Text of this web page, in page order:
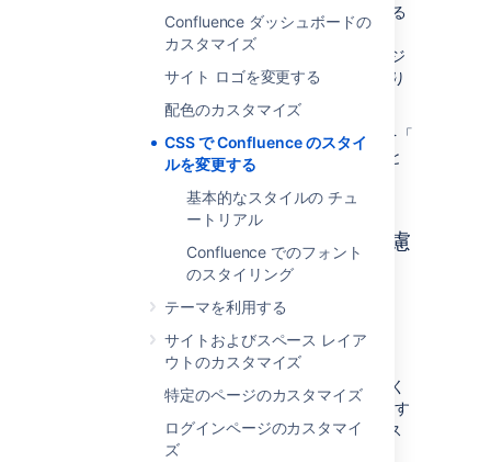
Confluence ダッシュボードの
カスタマイズ
サイト ロゴを変更する
配色のカスタマイズ
CSS で Confluence のスタイ
ルを変更する
基本的なスタイルの チュ
ートリアル
Confluence でのフォント
のスタイリング
テーマを利用する
サイトおよびスペース レイア
ウトのカスタマイズ
特定のページのカスタマイズ
ログインページのカスタマイ
ズ
うな Web アプリケーションをカスタマイズする
際はそれなりに困難です。加えた変更をテスト
し、Confluence ダッシュボードや通常のページ
上など、Confluence のすべての領域で期待通り
に動作することを確認することが重要です。
作業を始めることができるように、この手順を「
基本的なスタイリング チュートリアル」にまと
カスタム CSS を使用する際の考慮
CSS に詳しくない場合、以下の
CSS リソース セクションのリンクを参照してく
ださい。Confluence のスタイル シートを編集す
る前に、少し時間をかけてカスケーディング ス
タイル シートに詳しくなる必要があります。